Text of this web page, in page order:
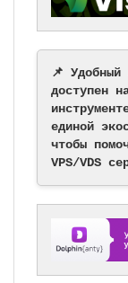
📌 Удобный
доступен
единой
чтобы
VPS/VDS